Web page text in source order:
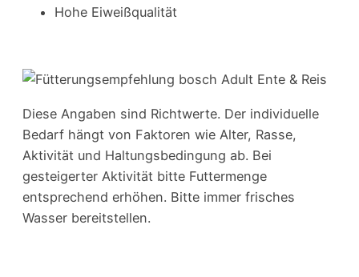
Hohe Eiweißqualität
Diese Angaben sind Richtwerte. Der individuelle
Bedarf hängt von Faktoren wie Alter, Rasse,
Aktivität und Haltungsbedingung ab. Bei
gesteigerter Aktivität bitte Futtermenge
entsprechend erhöhen. Bitte immer frisches
Wasser bereitstellen.